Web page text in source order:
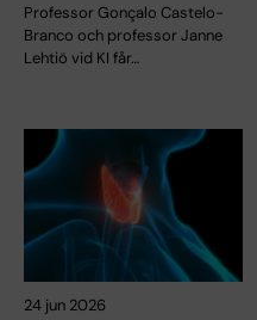
Professor Gonçalo Castelo-
Branco och professor Janne
Lehtiö vid KI får…
24 jun 2026